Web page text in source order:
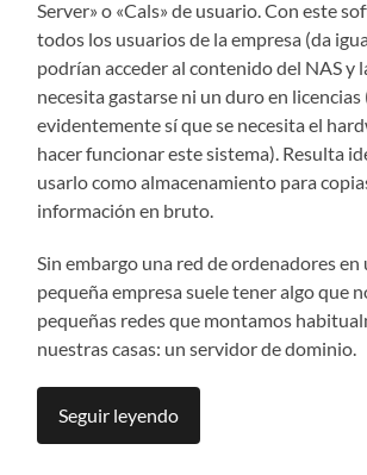
Server» o «Cals» de usuario. Con este
todos los usuarios de la empresa (da
podrían acceder al contenido del NAS y
necesita gastarse ni un duro en licencias
evidentemente sí que se necesita el
hacer funcionar este sistema). Resulta
usarlo como almacenamiento para
información en bruto.
Sin embargo una red de ordenadores en
pequeña empresa suele tener algo que
pequeñas redes que montamos
nuestras casas: un servidor de dominio.
Seguir leyendo